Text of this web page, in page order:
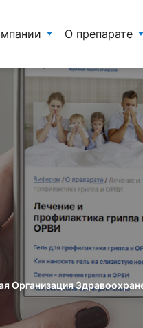
О препарате
Организация